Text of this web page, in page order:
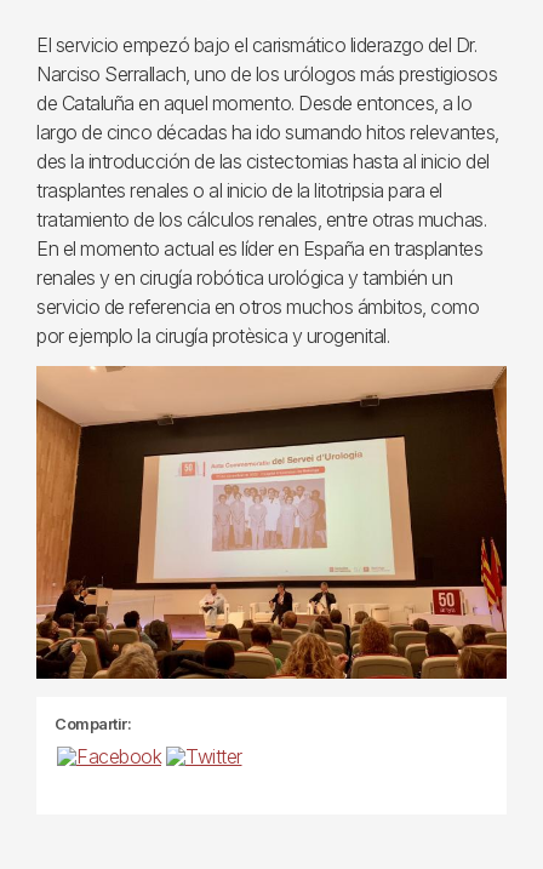
El servicio empezó bajo el carismático liderazgo del Dr.
Narciso Serrallach, uno de los urólogos más prestigiosos
de Cataluña en aquel momento. Desde entonces, a lo
largo de cinco décadas ha ido sumando hitos relevantes,
des la introducción de las cistectomias hasta al inicio del
trasplantes renales o al inicio de la litotripsia para el
tratamiento de los cálculos renales, entre otras muchas.
En el momento actual es líder en España en trasplantes
renales y en cirugía robótica urológica y también un
servicio de referencia en otros muchos ámbitos, como
por ejemplo la cirugía protèsica y urogenital.
Compartir: